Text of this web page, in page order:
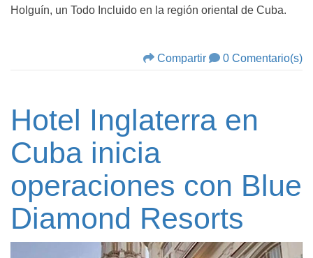
Holguín, un Todo Incluido en la región oriental de Cuba.
Compartir 0 Comentario(s)
Hotel Inglaterra en
Cuba inicia
operaciones con Blue
Diamond Resorts